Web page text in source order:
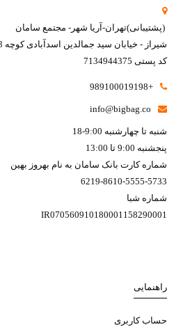
(پشتیبانی)تهران-آریا شهر- مجتمع سامان
کد پستی 7134944375
+989100019198
info@bigbag.co
شنبه تا چهارشنبه 9:00-18
پنجشنبه 9:00 تا 13:00
شماره کارت بانک سامان به نام بهروز بهین
6219-8610-5555-5733
شماره شبا
IR070560910180001158290001
راهنمایی
حساب کاربری